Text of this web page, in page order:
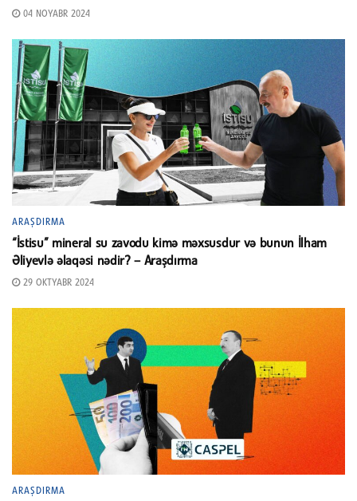
04 NOYABR 2024
ARAŞDIRMA
“İstisu” mineral su zavodu kimə məxsusdur və bunun İlham
Əliyevlə əlaqəsi nədir? – Araşdırma
29 OKTYABR 2024
ARAŞDIRMA